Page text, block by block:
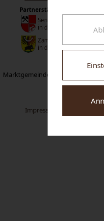
Partnerstädte:
Senftenberg
in der Niederlausitz
Zamberk
in der Tschechischen
Marktgemeinde Senftenberg |
Tel:02719/
Impressum